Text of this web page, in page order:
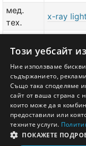
мед.
тех.
x-ray
x-ray
добави
Английско -
Този уебсайт
Ние използваме
съдържанието,
Също така споделяме
сайт от ваша страна с
които може да я
предоставили или
техните услуги.
ПОКАЖЕТЕ